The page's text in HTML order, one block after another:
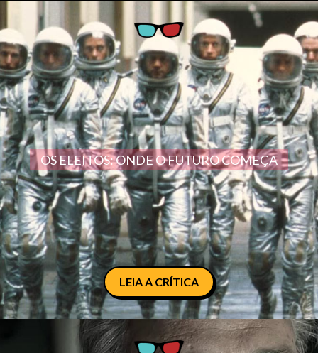
OS ELEITOS: ONDE O FUTURO COMEÇA
LEIA A CRÍTICA